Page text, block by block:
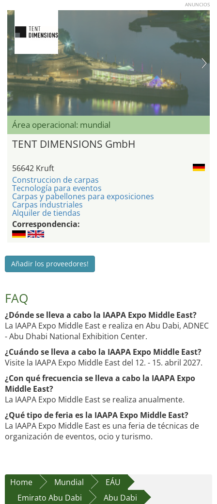
ANUNCIOS
Área operacional: mundial
TENT DIMENSIONS GmbH
56642 Kruft
Construccion de carpas
Tecnología para eventos
Carpas y pabellones para exposiciones
Carpas industriales
Alquiler de tiendas
Correspondencia:
Añadir los proveedores!
FAQ
¿Dónde se lleva a cabo la IAAPA Expo Middle East?
La IAAPA Expo Middle East e realiza en Abu Dabi, ADNEC
- Abu Dhabi National Exhibition Center.
¿Cuándo se lleva a cabo la IAAPA Expo Middle East?
Visite la IAAPA Expo Middle East del 12. - 15. abril 2027.
¿Con qué frecuencia se lleva a cabo la IAAPA Expo
Middle East?
La IAAPA Expo Middle East se realiza anualmente.
¿Qué tipo de feria es la IAAPA Expo Middle East?
La IAAPA Expo Middle East es una feria de técnicas de
organización de eventos, ocio y turismo.
Home Mundial
EÁU
Emirato Abu Dabi
Abu Dabi